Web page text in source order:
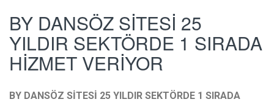
BY DANSÖZ SİTESİ 25
YILDIR SEKTÖRDE 1 SIRADA
HİZMET VERİYOR
BY DANSÖZ SİTESİ 25 YILDIR SEKTÖRDE 1 SIRADA